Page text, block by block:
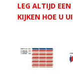
LEG ALTIJD
KIJKEN HOE U